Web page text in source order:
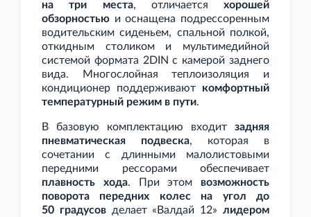
на три места, отличается хорошей
обзорностью и оснащена подрессоренным
водительским сиденьем, спальной полкой,
откидным столиком и мультимедийной
системой формата 2DIN с камерой заднего
вида. Многослойная теплоизоляция и
кондиционер поддерживают комфортный
температурный режим в пути.
В базовую комплектацию входит задняя
пневматическая подвеска, которая в
сочетании с длинными малолистовыми
передними рессорами обеспечивает
плавность хода. При этом возможность
поворота передних колес на угол до
50 градусовделает «Валдай 12»лидером